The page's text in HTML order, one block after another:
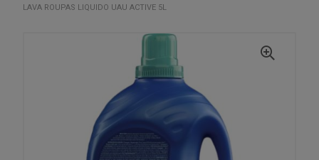
LAVA ROUPAS LIQUIDO UAU ACTIVE 5L